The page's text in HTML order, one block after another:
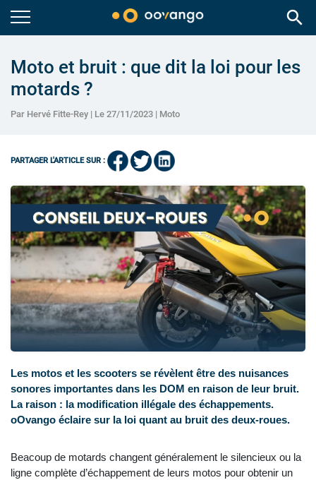
search
Moto et bruit : que dit la loi pour les
motards ?
Par Hervé Fitte-Rey | Le 27/11/2023 | Moto
PARTAGER L'ARTICLE SUR :
Les motos et les scooters se révèlent être des nuisances
sonores importantes dans les DOM en raison de leur bruit.
La raison : la modification illégale des échappements.
oOvango éclaire sur la loi quant au bruit des deux-roues.
Beacoup de motards changent généralement le silencieux ou la
ligne complète d’échappement de leurs motos pour obtenir un